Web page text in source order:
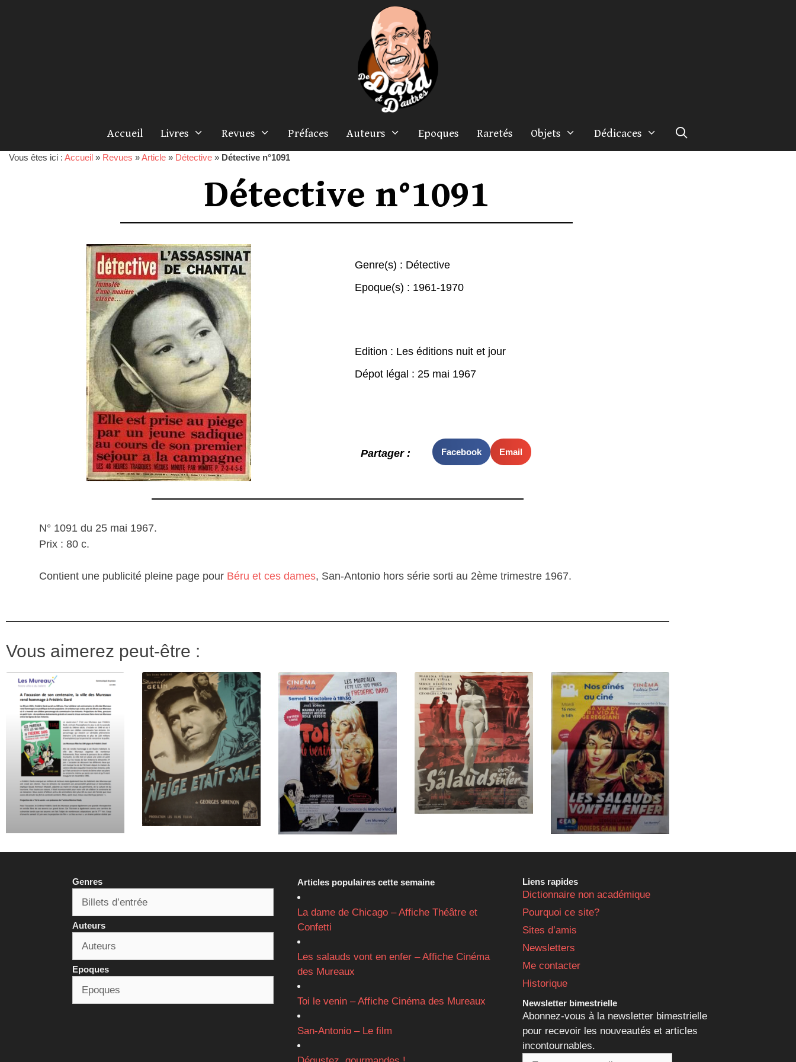
Accueil Livres Revues Préfaces Auteurs Epoques Raretés Objets Dédicaces
Vous êtes ici : Accueil » Revues »Article » Détective » Détective n°1091
Détective n°1091
Genre(s) : Détective
Epoque(s) : 1961-1970
Edition : Les éditions nuit et jour
Dépot légal : 25 mai 1967
Partager : Facebook Email
N° 1091 du 25 mai 1967.
Prix : 80 c.
Contient une publicité pleine page pour Béru et ces dames, San-Antonio hors série sorti au 2ème trimestre 1967.
Vous aimerez peut-être :
Genres
Auteurs
Epoques
Articles populaires cette semaine
La dame de Chicago – Affiche Théâtre et
Confetti
Les salauds vont en enfer – Affiche Cinéma
des Mureaux
Toi le venin – Affiche Cinéma des Mureaux
San-Antonio – Le film
Liens rapides
Dictionnaire non académique
Pourquoi ce site?
Sites d’amis
Newsletters
Me contacter
Historique
Newsletter bimestrielle
Abonnez-vous à la newsletter bimestrielle
pour recevoir les nouveautés et articles
incontournables.